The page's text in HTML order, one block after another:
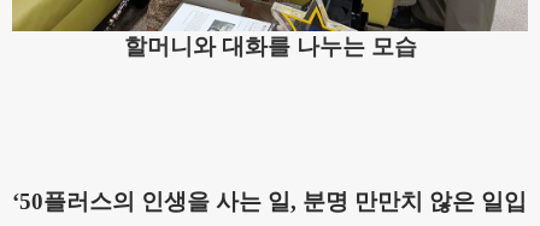
할머니와 대화를 나누는 모습
‘50플러스의 인생을 사는 일, 분명 만만치 않은 일입